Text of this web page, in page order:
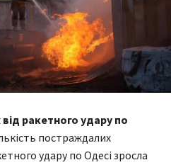
ракетного удару по
постраждалих
удару по Одесі зросла